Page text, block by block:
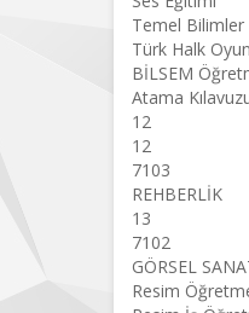
Temel Bilimler
Türk Halk
BİLSEM
Atama
12
12
7103
REHBERLİK
13
7102
GÖRSEL
Resim